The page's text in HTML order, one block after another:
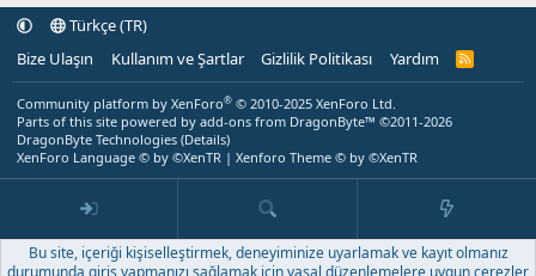
Türkçe (TR)
Bize Ulaşın
Kullanım ve Şartlar Gizlilik Politikası Yardım
R
Community platform by XenForo® © 2010-2025 XenForo Ltd.
Parts of this site powered by add-ons from DragonByte™ ©2011-2026
DragonByte Technologies (Details)
XenForo Language © by ©XenTR | Xenforo Theme © by ©XenTR
Bu site, içeriği kişiselleştirmek, deneyiminize uyarlamak ve kayıt olmanız
durumunda giriş yapmanızı sağlamak için yasal düzenlemelere uygun çerezler